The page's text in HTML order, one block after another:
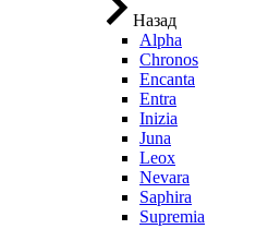
Назад
Alpha
Chronos
Encanta
Entra
Inizia
Juna
Leox
Nevara
Saphira
Supremia